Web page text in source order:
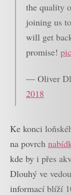
the quality
joining us
will get
promise!
— Oliver
2018
Ke konci
na povrch
kde by i přes
Dlouhý ve
informací blíží